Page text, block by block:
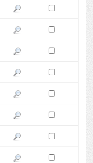
Pokaż podgląd wersji z dnia
Zaznacz wersję do
Pokaż podgląd wersji z dnia
Zaznacz wersję do
Pokaż podgląd wersji z dnia
Zaznacz wersję do
Pokaż podgląd wersji z dnia
Zaznacz wersję do
Pokaż podgląd wersji z dnia
Zaznacz wersję do
Pokaż podgląd wersji z dnia
Zaznacz wersję do
Pokaż podgląd wersji z dnia
Zaznacz wersję do
Pokaż podgląd wersji z dnia
Zaznacz wersję do